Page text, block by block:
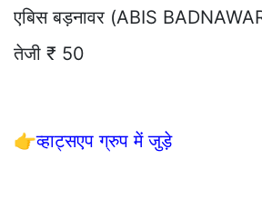
एबिस बड़नावर (ABIS
तेजी ₹ 50
👉व्हाट्सएप ग्रुप में जुड़े